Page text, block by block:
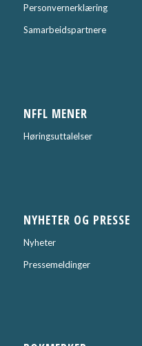
Personvernerklæring
Samarbeidspartnere
NFFL MENER
Høringsuttalelser
NYHETER OG PRESSE
Nyheter
Pressemeldinger